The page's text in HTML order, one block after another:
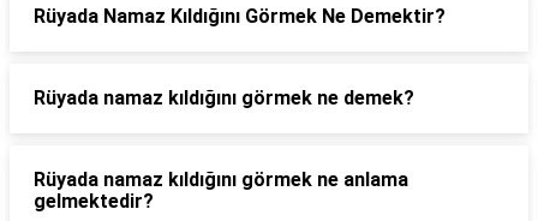
Rüyada Namaz Kıldığını Görmek Ne Demektir?
Rüyada namaz kıldığını görmek ne demek?
Rüyada namaz kıldığını görmek ne anlama
gelmektedir?